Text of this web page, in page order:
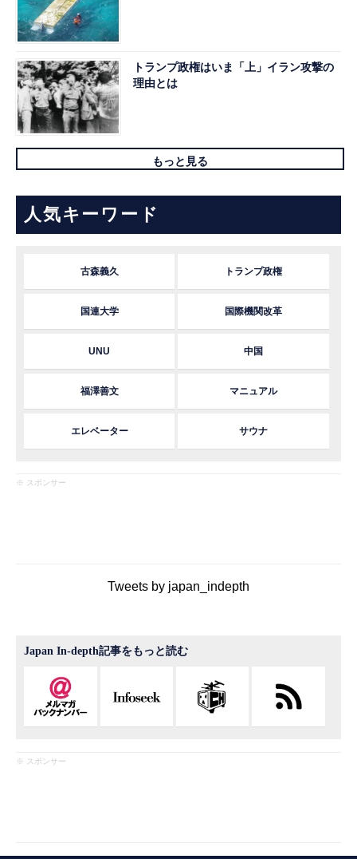
トランプ政権はいま「上」イラン攻撃の
理由とは
もっと見る
人気キーワード
古森義久 トランプ政権
国連大学 国際機関改革
UNU 中国
福澤善文 マニュアル
エレベーター サウナ
※ スポンサー
Tweets by japan_indepth
Japan In-depth記事をもっと読む
※ スポンサー